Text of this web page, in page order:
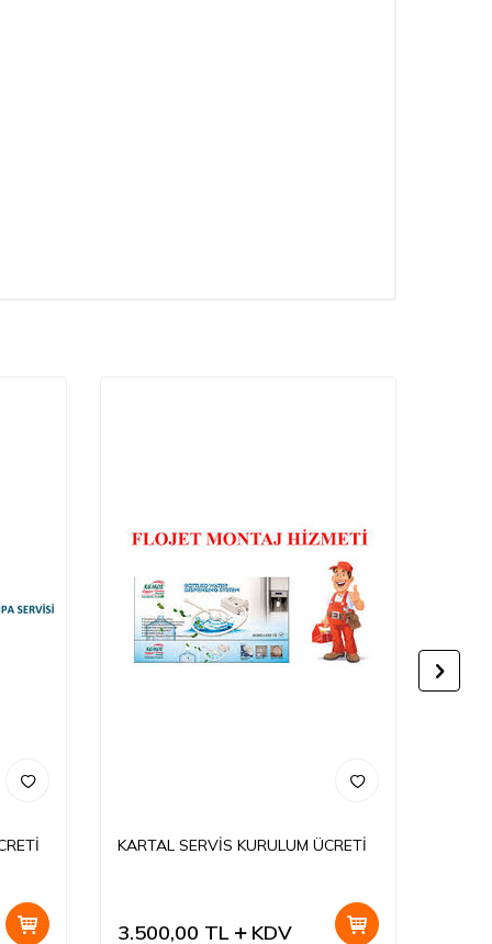
KARTAL SERVİS KURULUM ÜCRETİ
3.500,00 TL KDV